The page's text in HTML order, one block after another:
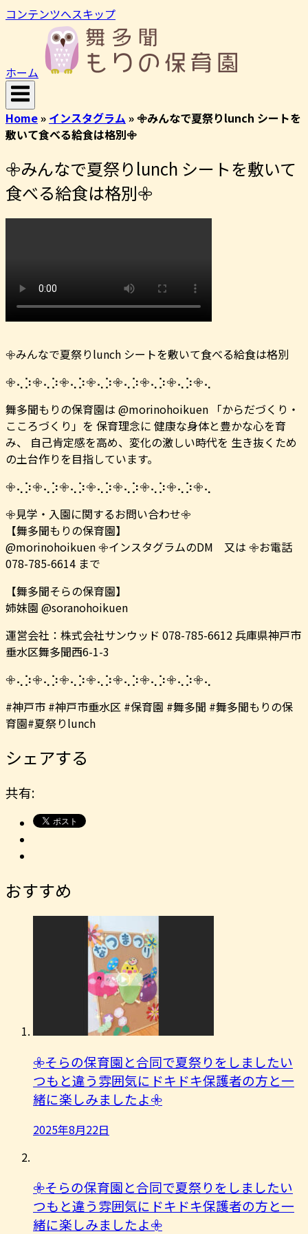
コンテンツへスキップ
ホーム
Home» インスタグラム »𖧷みんなで夏祭りlunch シートを
敷いて食べる給食は格別️𖧷
𖧷みんなで夏祭りlunch シートを敷いて
食べる給食は格別️𖧷
𖧷みんなで夏祭りlunch シートを敷いて食べる給食は格別️
𖧷⢄⡱𖧷⢄⡱𖧷⢄⡱𖧷⢄⡱𖧷⢄⡱𖧷⢄⡱𖧷⢄⡱𖧷⢄
舞多聞もりの保育園は @morinohoikuen 「からだづくり・
こころづくり」を 保育理念に 健康な身体と豊かな心を育
み、 自己肯定感を高め、変化の激しい時代を 生き抜くため
の土台作りを目指しています。
𖧷⢄⡱𖧷⢄⡱𖧷⢄⡱𖧷⢄⡱𖧷⢄⡱𖧷⢄⡱𖧷⢄⡱𖧷⢄
𖧷見学・入園に関するお問い合わせ𖧷
【舞多聞もりの保育園】
@morinohoikuen 𖧷インスタグラムのDM 又は 𖧷お電話
078-785-6614 まで
【舞多聞そらの保育園】
姉妹園 @soranohoikuen
運営会社：株式会社サンウッド 078-785-6612 兵庫県神戸市
垂水区舞多聞西6-1-3
𖧷⢄⡱𖧷⢄⡱𖧷⢄⡱𖧷⢄⡱𖧷⢄⡱𖧷⢄⡱𖧷⢄⡱𖧷⢄
#神戸市 #神戸市垂水区 #保育園 #舞多聞 #舞多聞もりの保
育園#夏祭りlunch
シェアする
共有:
おすすめ
𖧷そらの保育園と合同で夏祭りをしましたい
つもと違う雰囲気にドキドキ保護者の方と一
緒に楽しみましたよ︎𖧷
2025年8月22日
𖧷そらの保育園と合同で夏祭りをしましたい
つもと違う雰囲気にドキドキ保護者の方と一
緒に楽しみましたよ︎𖧷